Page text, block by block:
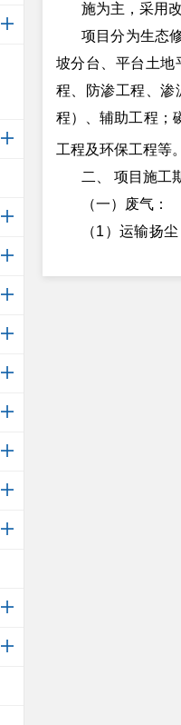
施为主，采用
项目分为生态
坡分台、平台土地
程、防渗工程、渗
程）、辅助工程；
工程及环保工程等
二、
项目施工
（一）废气：
（1 ）运输扬